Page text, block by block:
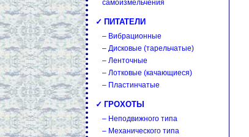
самоизмельчения
✓ ПИТАТЕЛИ
– Вибрационные
– Дисковые (тарельчатые)
– Ленточные
– Лотковые (качающиеся)
– Пластинчатые
✓ ГРОХОТЫ
– Неподвижного типа
– Механического типа